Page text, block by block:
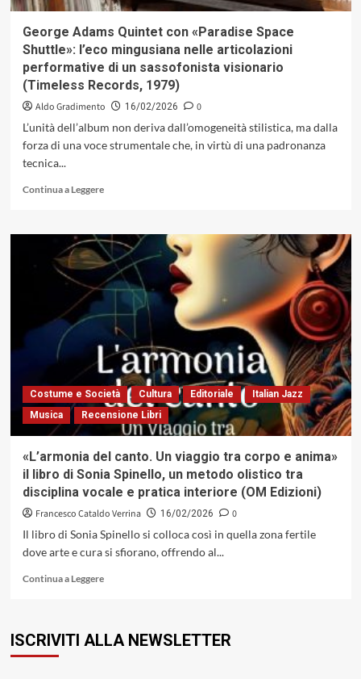
del
europeo.
Ne
abbiamo
imbastito
un
ricamato
George Adams Quintet con «Paradise Space
Shuttle»: l’eco mingusiana nelle articolazioni
performative di un sassofonista visionario
(Timeless Records, 1979)
Aldo Gradimento 16/02/2026
0
L’unità dell’album non deriva dall’omogeneità stilistica, ma dalla
forza di una voce strumentale che, in virtù di una padronanza
tecnica...
Continua a LeggereLeggi
su
George
Adams
Quintet
con
«Paradise
Space
Shuttle»:
l’eco
mingusiana
nelle
articolazioni
performative
sassofonista
visionario
(Timeless
Records,
Costume e Società Cultura Editoriale
Italian Jazz
Musica
Recensione Libri
«L’armonia del canto. Un viaggio tra corpo e anima»
il libro di Sonia Spinello, un metodo olistico tra
disciplina vocale e pratica interiore (OM Edizioni)
Francesco Cataldo Verrina 16/02/2026
0
Il libro di Sonia Spinello si colloca così in quella zona fertile
dove arte e cura si sfiorano, offrendo al...
Continua a LeggereLeggi
«L’armonia
ISCRIVITI ALLA NEWSLETTER